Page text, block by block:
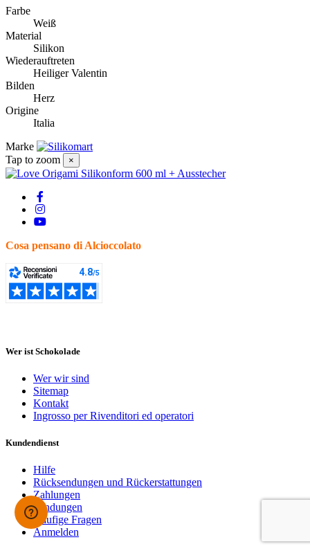
Farbe
Weiß
Material
Silikon
Wiederauftreten
Heiliger Valentin
Bilden
Herz
Origine
Italia
Marke
Tap to zoom
×
Cosa pensano di Alcioccolato
Wer ist Schokolade
Wer wir sind
Sitemap
Kontakt
Ingrosso per Rivenditori ed operatori
Kundendienst
Hilfe
Rücksendungen und Rückerstattungen
Zahlungen
Sendungen
Häufige Fragen
Anmelden